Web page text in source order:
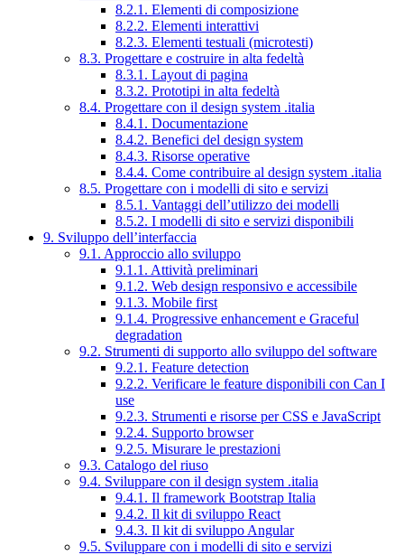
8.2.1. Elementi di composizione
8.2.2. Elementi interattivi
8.2.3. Elementi testuali (microtesti)
8.3. Progettare e costruire in alta fedeltà
8.3.1. Layout di pagina
8.3.2. Prototipi in alta fedeltà
8.4. Progettare con il design system .italia
8.4.1. Documentazione
8.4.2. Benefici del design system
8.4.3. Risorse operative
8.4.4. Come contribuire al design system .italia
8.5. Progettare con i modelli di sito e servizi
8.5.1. Vantaggi dell’utilizzo dei modelli
8.5.2. I modelli di sito e servizi disponibili
9. Sviluppo dell’interfaccia
9.1. Approccio allo sviluppo
9.1.1. Attività preliminari
9.1.2. Web design responsivo e accessibile
9.1.3. Mobile first
9.1.4. Progressive enhancement e Graceful
degradation
9.2. Strumenti di supporto allo sviluppo del software
9.2.1. Feature detection
9.2.2. Verificare le feature disponibili con Can I
use
9.2.3. Strumenti e risorse per CSS e JavaScript
9.2.4. Supporto browser
9.2.5. Misurare le prestazioni
9.3. Catalogo del riuso
9.4. Sviluppare con il design system .italia
9.4.1. Il framework Bootstrap Italia
9.4.2. Il kit di sviluppo React
9.4.3. Il kit di sviluppo Angular
9.5. Sviluppare con i modelli di sito e servizi